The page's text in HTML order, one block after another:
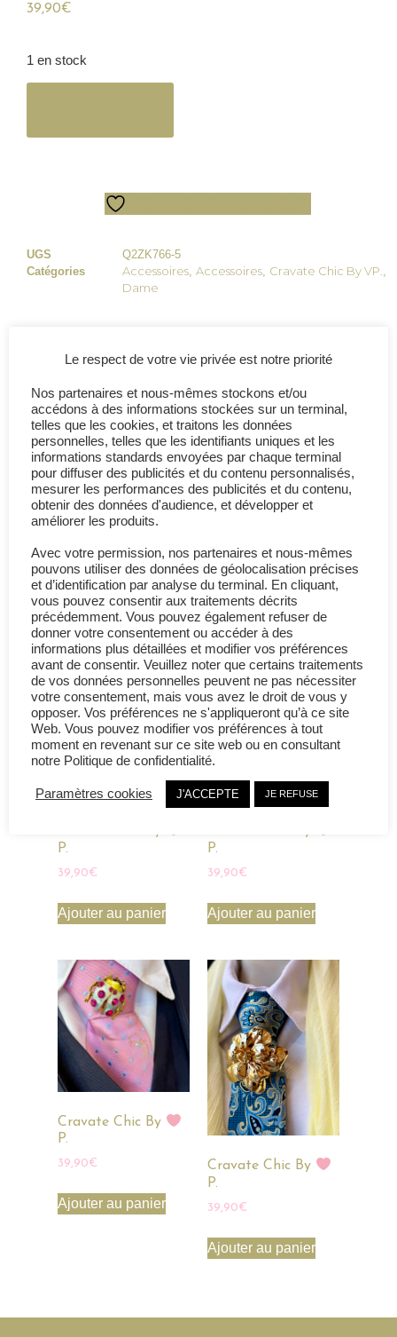
39,90€
1 en stock
UGS
Q2ZK766-5
Catégories
Accessoires, Accessoires, Cravate Chic By VP.,
Dame
Description Avis (0)
Description
Création unique disponible uniquement sur le web.
Prenez le temps de regarder
nos autres tenues...
Cravate Chic By
P.
39,90€
Ajouter au panier
Cravate Chic By
P.
39,90€
Ajouter au panier
Cravate Chic By
P.
39,90€
Ajouter au panier
Cravate Chic By
P.
39,90€
Ajouter au panier
Le respect de votre vie privée est notre priorité
Nos partenaires et nous-mêmes stockons et/ou
accédons à des informations stockées sur un terminal,
telles que les cookies, et traitons les données
personnelles, telles que les identifiants uniques et les
informations standards envoyées par chaque terminal
pour diffuser des publicités et du contenu personnalisés,
mesurer les performances des publicités et du contenu,
obtenir des données d'audience, et développer et
améliorer les produits.
Avec votre permission, nos partenaires et nous-mêmes
pouvons utiliser des données de géolocalisation précises
et d’identification par analyse du terminal. En cliquant,
vous pouvez consentir aux traitements décrits
précédemment. Vous pouvez également refuser de
donner votre consentement ou accéder à des
informations plus détaillées et modifier vos préférences
avant de consentir. Veuillez noter que certains traitements
de vos données personnelles peuvent ne pas nécessiter
votre consentement, mais vous avez le droit de vous y
opposer. Vos préférences ne s'appliqueront qu’à ce site
Web. Vous pouvez modifier vos préférences à tout
moment en revenant sur ce site web ou en consultant
notre Politique de confidentialité.
Paramètres cookies J'ACCEPTE JE REFUSE